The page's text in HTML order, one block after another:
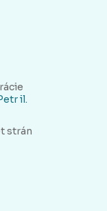
il.
strán